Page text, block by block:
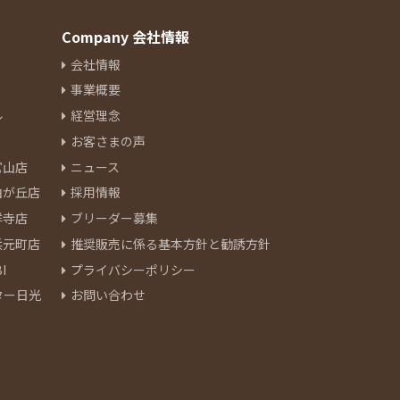
店
丘店
店
町店
日光
Company 会社情報
会社情報
事業概要
経営理念
お客さまの声
ニュース
採用情報
ブリーダー募集
推奨販売に係る基本方針と勧誘方針
プライバシーポリシー
お問い合わせ